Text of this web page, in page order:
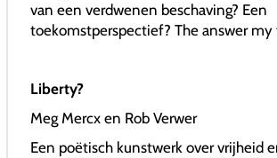
van een verdwenen beschaving? Een
toekomstperspectief? The answer
Liberty?
Meg Mercx en Rob Verwer
Een poëtisch kunstwerk over vrijheid